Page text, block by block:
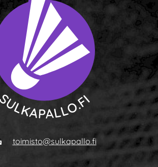
E-mailtoimisto@sulkapallo.fi